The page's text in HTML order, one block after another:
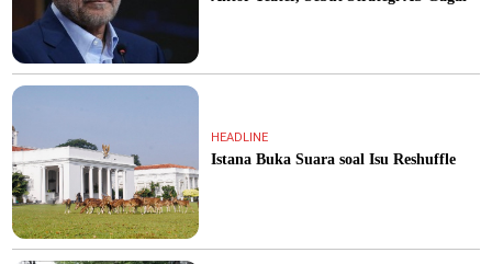
HEADLINE
Istana Buka Suara soal Isu Reshuffle